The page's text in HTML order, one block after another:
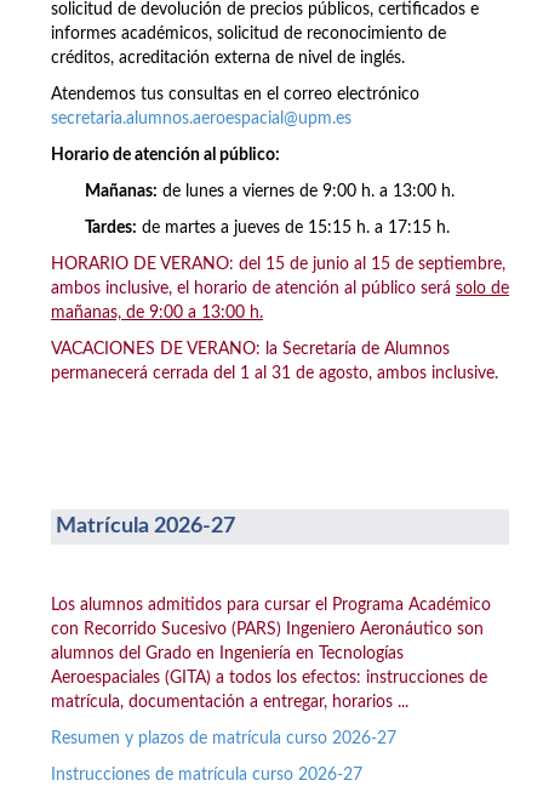
solicitud de devolución de precios públicos, certificados e
informes académicos, solicitud de reconocimiento de
créditos, acreditación externa de nivel de inglés.
Atendemos tus consultas en el correo electrónico
secretaria.alumnos.aeroespacial@upm.es
Horario de atención al público:
Mañanas: de lunes a viernes de 9:00 h. a 13:00 h.
Tardes: de martes a jueves de 15:15 h. a 17:15 h.
HORARIO DE VERANO: del 15 de junio al 15 de septiembre,
ambos inclusive, el horario de atención al público será solo de
mañanas, de 9:00 a 13:00 h.
VACACIONES DE VERANO: la Secretaría de Alumnos
permanecerá cerrada del 1 al 31 de agosto, ambos inclusive.
Matrícula 2026-27
Los alumnos admitidos para cursar el Programa Académico
con Recorrido Sucesivo (PARS) Ingeniero Aeronáutico son
alumnos del Grado en Ingeniería en Tecnologías
Aeroespaciales (GITA) a todos los efectos: instrucciones de
matrícula, documentación a entregar, horarios ...
Resumen y plazos de matrícula curso 2026-27
Instrucciones de matrícula curso 2026-27